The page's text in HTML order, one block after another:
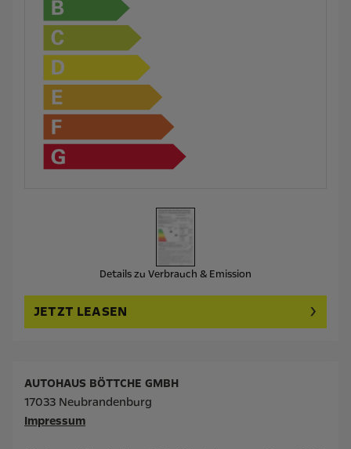
Details zu Verbrauch & Emission
JETZT LEASEN
AUTOHAUS BÖTTCHE GMBH
17033 Neubrandenburg
Impressum